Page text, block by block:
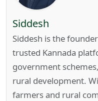
Siddesh
Siddesh is the
trusted Kannada
government
rural development.
farmers and rural